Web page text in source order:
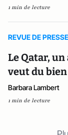
1 min de lecture
REVUE DE
Le Qatar,
veut du bien
Barbara Lambert
1 min de lecture